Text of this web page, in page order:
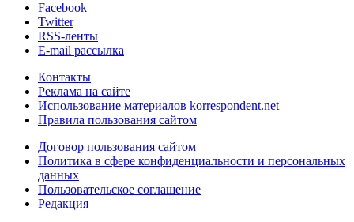
Facebook
Twitter
RSS-ленты
E-mail рассылка
Контакты
Реклама на сайте
Использование материалов korrespondent.net
Правила пользования сайтом
Договор пользования сайтом
Политика в сфере конфиденциальности и персональных
данных
Пользовательское соглашение
Редакция